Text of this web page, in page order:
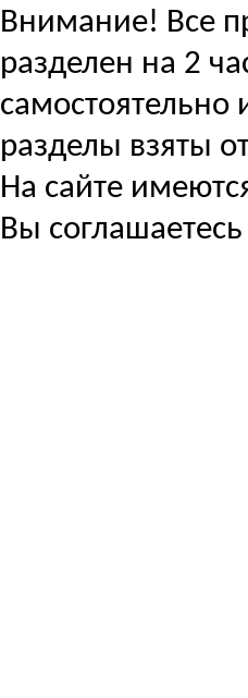
Внимание! Все
разделен на 2
самостоятельно
разделы взяты
На сайте
Вы